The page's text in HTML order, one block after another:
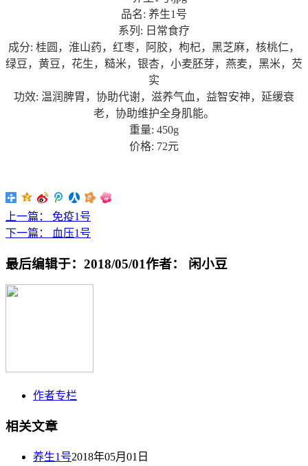
品名: 养生1号
系列: 日常食疗
成分: 桂圆，淮山药，红枣，阿胶，枸杞，黑芝麻，核桃仁，
绿豆，黄豆，花生，糙米，银杏，小麦胚芽，燕麦，黑米，芡
实
功效: 温润脾胃，协助代谢，滋养气血，益智安神，延缓衰
老，协助维护全身肌能。
重量: 450g
价格: 72元
上一篇：
免疫1号
下一篇：
血压1号
最后编辑于：2018/05/01作者： 闲小豆
作者专栏
相关文章
养生1号2018年05月01日